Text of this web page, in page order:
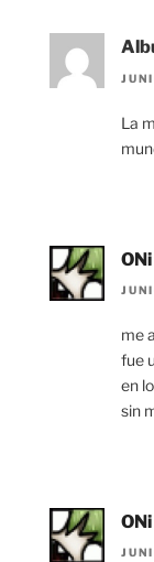
La
ONi
me
fue
en
sin
ONi